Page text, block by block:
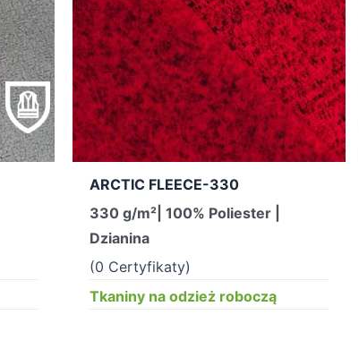
ARCTIC FLEECE-330
330 g/m²| 100% Poliester |
Dzianina
(0 Certyfikaty)
Tkaniny na odzież roboczą